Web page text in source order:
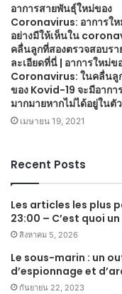
อาการสายพันธุ์ใหม่ของ
Coronavirus: อาการใ
อย่างมีให้เห็นใน
คลื่นลูกที่สองตรวจสอบรา
ละเอียดที่นี่ | อาการใหม่ข
Coronavirus: ในคลื่นลู
ของ Kovid-19 จะมีอากา
มากมายหากไม่ได้อยู่ในตั
เมษายน 19, 2021
Recent Posts
Les articles les plus
23:00 – C’est quoi
สิงหาคม 5, 2026
Le sous-marin : un
d’espionnage et
กันยายน 22, 2023